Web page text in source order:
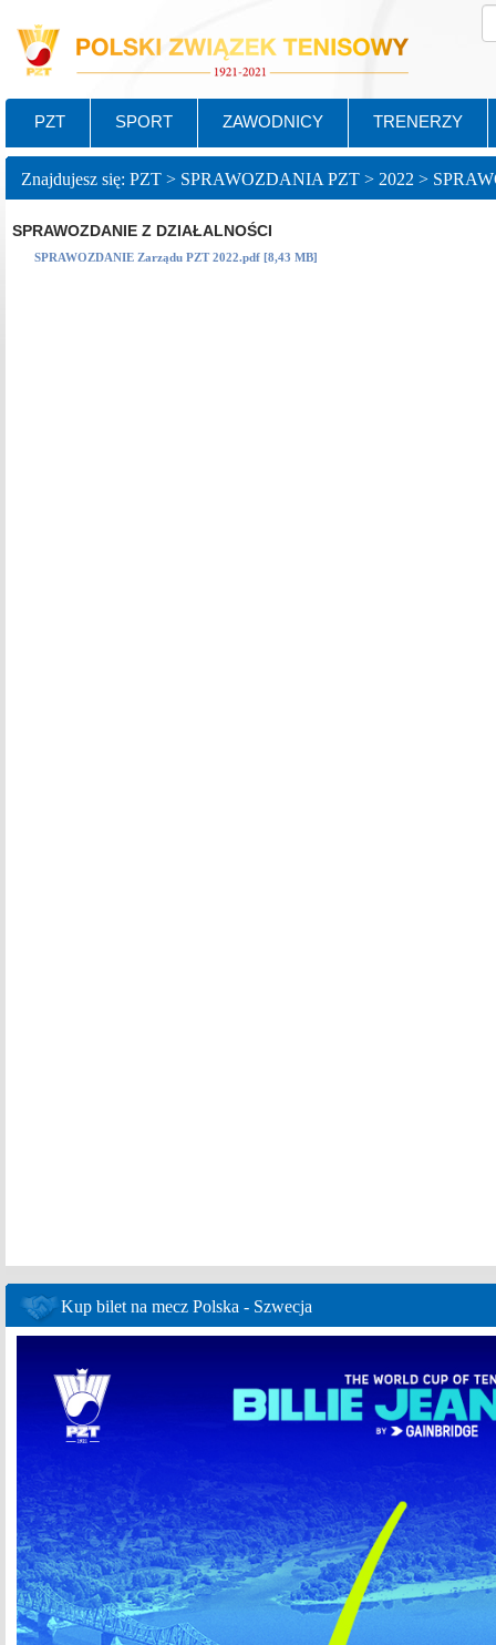
PZT SPORT ZAWODNICY TRENERZY
SPRAWOZDANIE Z DZIAŁALNOŚCI
SPRAWOZDANIE Zarządu PZT 2022.pdf [8,43 MB]
Kup bilet na mecz Polska - Szwecja